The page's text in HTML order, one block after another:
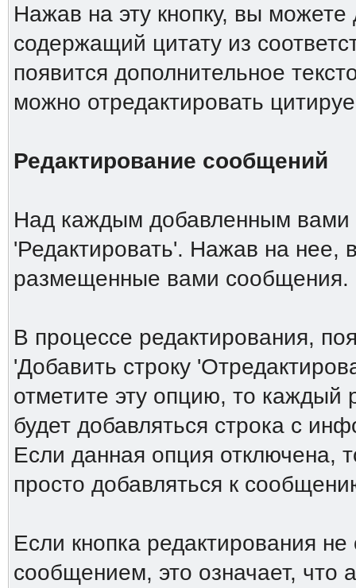
Нажав на эту кнопку, вы
содержащий цитату из
появится дополнительное
можно отредактировать
Редактирование сообщений
Над каждым добавленным вами
'Редактировать'. Нажав на нее,
размещенные вами сообщения.
В процессе редактирования,
'Добавить строку
отметите эту опцию, то каждый
будет добавляться строка с
Если данная опция отключена,
просто добавляться к
Если кнопка редактирования
сообщением, это означает, что